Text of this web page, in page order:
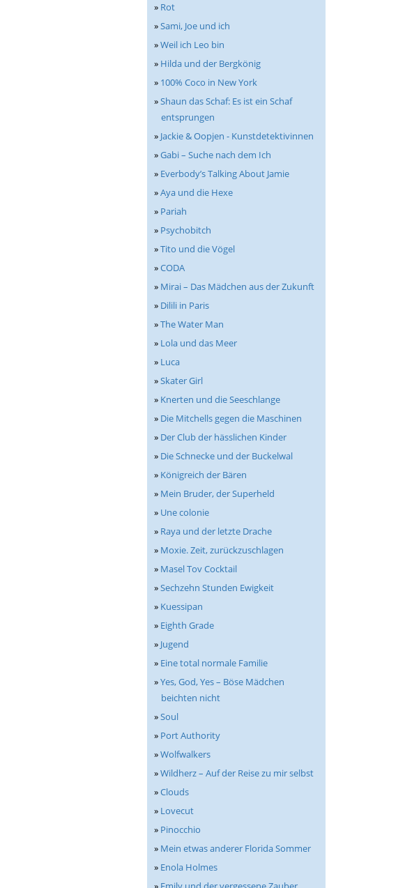
» Rot
»Sami, Joe und ich
»Weil ich Leo bin
» Hilda und der Bergkönig
» 100% Coco in New York
»Shaun das Schaf: Es ist ein Schaf
entsprungen
» Jackie & Oopjen - Kunstdetektivinnen
»Gabi – Suche nach dem Ich
» Everbody’s Talking About Jamie
»Aya und die Hexe
» Pariah
» Psychobitch
»Tito und die Vögel
»CODA
» Mirai – Das Mädchen aus der Zukunft
» Dilili in Paris
»The Water Man
» Lola und das Meer
» Luca
»Skater Girl
» Knerten und die Seeschlange
» Die Mitchells gegen die Maschinen
» Der Club der hässlichen Kinder
» Die Schnecke und der Buckelwal
» Königreich der Bären
» Mein Bruder, der Superheld
» Une colonie
» Raya und der letzte Drache
» Moxie. Zeit, zurückzuschlagen
» Masel Tov Cocktail
»Sechzehn Stunden Ewigkeit
» Kuessipan
» Eighth Grade
» Jugend
» Eine total normale Familie
»Yes, God, Yes – Böse Mädchen
beichten nicht
»Soul
» Port Authority
»Wolfwalkers
»Wildherz – Auf der Reise zu mir selbst
»Clouds
» Lovecut
» Pinocchio
» Mein etwas anderer Florida Sommer
» Enola Holmes